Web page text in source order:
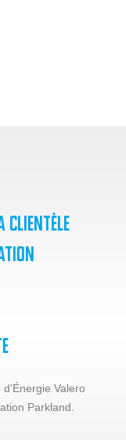
clientèle
Valero
Parkland.